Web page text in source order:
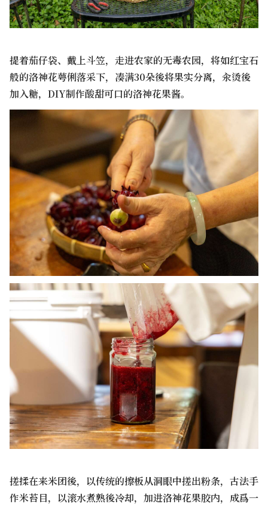
提着茄仔袋、戴上斗笠，走进农家的无毒农园，将如红宝石
般的洛神花萼俐落采下，凑满30朵後将果实分离，汆烫後
加入糖，DIY制作酸甜可口的洛神花果酱。
搓揉在来米团後，以传统的擦板从洞眼中搓出粉条，古法手
作米苔目，以滚水煮熟後冷却，加进洛神花果胶内，成爲一